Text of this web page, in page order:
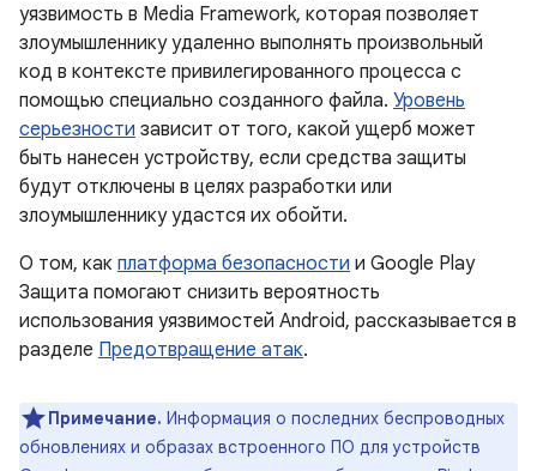
уязвимость в Media Framework, которая позволяет
злоумышленнику удаленно выполнять произвольный
код в контексте привилегированного процесса с
помощью специально созданного файла. Уровень
серьезности зависит от того, какой ущерб может
быть нанесен устройству, если средства защиты
будут отключены в целях разработки или
злоумышленнику удастся их обойти.
О том, как платформа безопасности и Google Play
Защита помогают снизить вероятность
использования уязвимостей Android, рассказывается в
разделе Предотвращение атак.
Примечание. Информация о последних беспроводных
обновлениях и образах встроенного ПО для устройств